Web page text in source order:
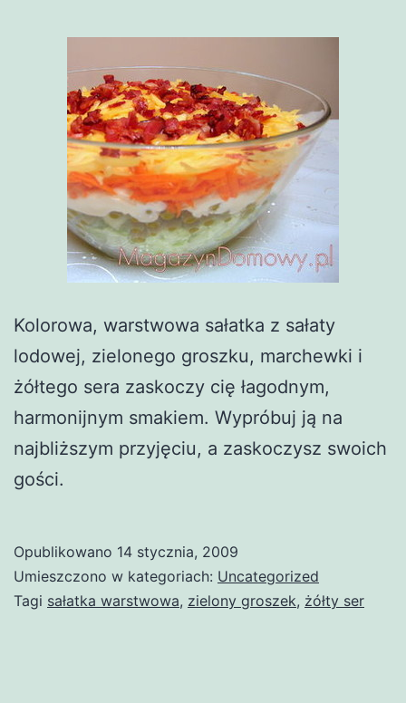
Kolorowa, warstwowa sałatka z sałaty
lodowej, zielonego groszku, marchewki i
żółtego sera zaskoczy cię łagodnym,
harmonijnym smakiem. Wypróbuj ją na
najbliższym przyjęciu, a zaskoczysz swoich
gości.
Opublikowano 14 stycznia, 2009
Umieszczono w kategoriach: Uncategorized
Tagi sałatka warstwowa, zielony groszek, żółty ser